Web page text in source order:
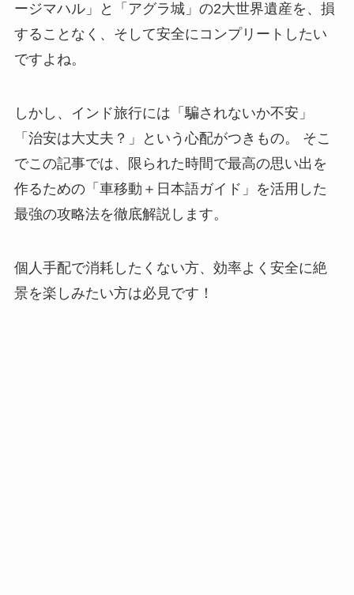
ージマハル」と「アグラ城」の2大世界遺産を、損
することなく、そして安全にコンプリートしたい
ですよね。
しかし、インド旅行には「騙されないか不安」
「治安は大丈夫？」という心配がつきもの。 そこ
でこの記事では、限られた時間で最高の思い出を
作るための「車移動＋日本語ガイド」を活用した
最強の攻略法を徹底解説します。
個人手配で消耗したくない方、効率よく安全に絶
景を楽しみたい方は必見です！